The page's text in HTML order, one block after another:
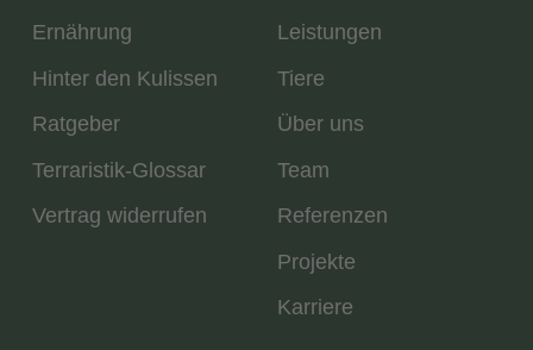
Ernährung
Hinter den Kulissen
Ratgeber
Terraristik-Glossar
Vertrag widerrufen
Leistungen
Tiere
Über uns
Team
Referenzen
Projekte
Karriere